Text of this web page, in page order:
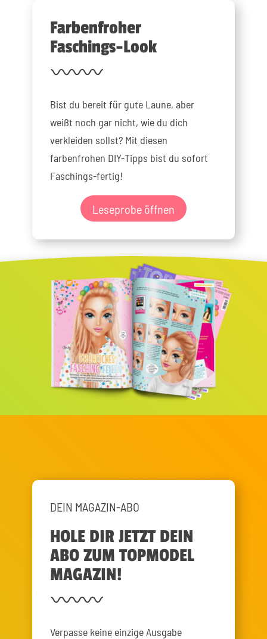
Farbenfroher
Faschings-Look
Bist du bereit für gute Laune, aber
weißt noch gar nicht, wie du dich
verkleiden sollst? Mit diesen
farbenfrohen DIY-Tipps bist du sofort
Faschings-fertig!
Leseprobe öffnen
DEIN MAGAZIN-ABO
HOLE DIR JETZT DEIN
ABO ZUM TOPMODEL
MAGAZIN!
Verpasse keine einzige Ausgabe